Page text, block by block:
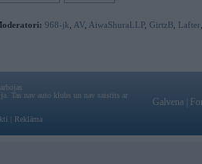
968-jk AV AiwaShuraLLP, GirtzB Lafter
Tas nav auto klubs un nav saistīts ar
Reklāma
Galvena